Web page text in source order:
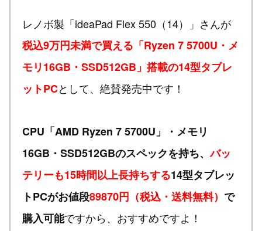
レノボ製「ideaPad Flex 550（14）」さんが
税込9万円未満で買える「Ryzen 7 5700U・メ
モリ16GB・SSD512GB」搭載の14型タブレ
ットPCとして、絶賛発売中です！
CPU「AMD Ryzen 7 5700U」・メモリ
16GB・SSD512GBのスペックを持ち、バッ
テリーも15時間以上長持ちする14型タブレッ
トPCがお値段89870円（税込・送料無料） で
購入可能ですから、おすすめですよ！